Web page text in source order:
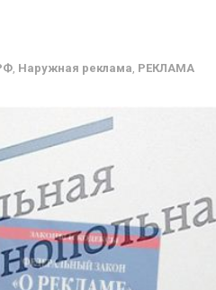
Наружная реклама РЕКЛАМА